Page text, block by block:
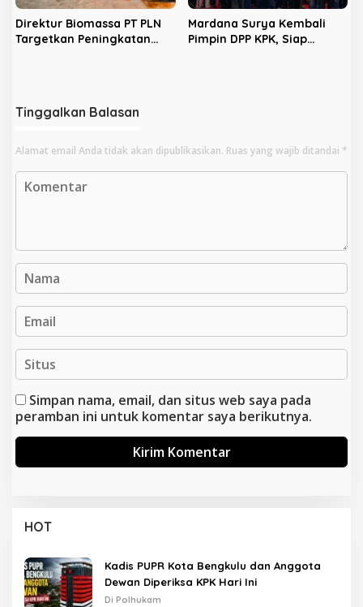
Direktur Biomassa PT PLN
Targetkan Peningkatan
Mardana Surya Kembali
Pimpin DPP KPK, Siap
Tinggalkan Balasan
Alamat email Anda tidak akan dipublikasikan. Ruas yang wajib ditandai *
Simpan nama, email, dan situs web saya pada
peramban ini untuk komentar saya berikutnya.
HOT
Kadis PUPR Kota Bengkulu dan Anggota
Dewan Diperiksa KPK Hari Ini
Di Polhukam